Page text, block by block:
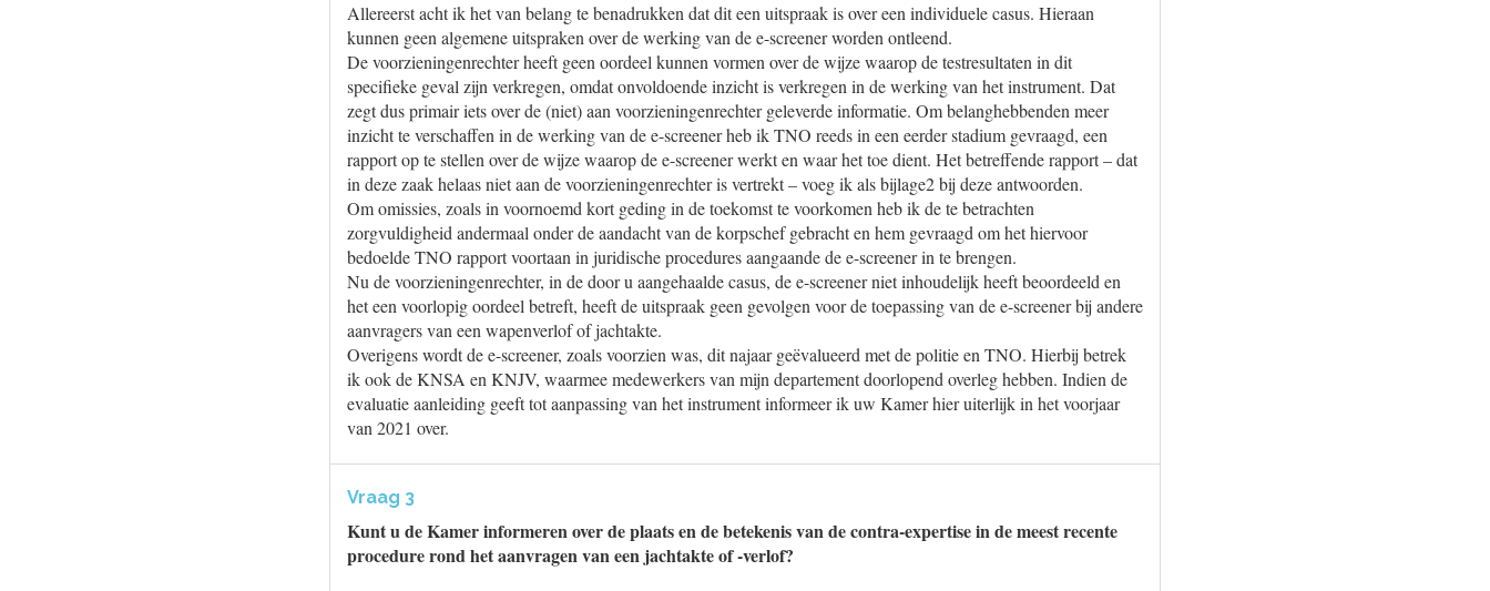
Allereerst acht ik het van belang te benadrukken dat dit een uitspraak is over een individuele casus. Hieraan
kunnen geen algemene uitspraken over de werking van de e-screener worden ontleend.
De voorzieningenrechter heeft geen oordeel kunnen vormen over de wijze waarop de testresultaten in dit
specifieke geval zijn verkregen, omdat onvoldoende inzicht is verkregen in de werking van het instrument. Dat
zegt dus primair iets over de (niet) aan voorzieningenrechter geleverde informatie. Om belanghebbenden meer
inzicht te verschaffen in de werking van de e-screener heb ik TNO reeds in een eerder stadium gevraagd, een
rapport op te stellen over de wijze waarop de e-screener werkt en waar het toe dient. Het betreffende rapport – dat
in deze zaak helaas niet aan de voorzieningenrechter is vertrekt – voeg ik als bijlage2 bij deze antwoorden.
Om omissies, zoals in voornoemd kort geding in de toekomst te voorkomen heb ik de te betrachten
zorgvuldigheid andermaal onder de aandacht van de korpschef gebracht en hem gevraagd om het hiervoor
bedoelde TNO rapport voortaan in juridische procedures aangaande de e-screener in te brengen.
Nu de voorzieningenrechter, in de door u aangehaalde casus, de e-screener niet inhoudelijk heeft beoordeeld en
het een voorlopig oordeel betreft, heeft de uitspraak geen gevolgen voor de toepassing van de e-screener bij andere
aanvragers van een wapenverlof of jachtakte.
Overigens wordt de e-screener, zoals voorzien was, dit najaar geëvalueerd met de politie en TNO. Hierbij betrek
ik ook de KNSA en KNJV, waarmee medewerkers van mijn departement doorlopend overleg hebben. Indien de
evaluatie aanleiding geeft tot aanpassing van het instrument informeer ik uw Kamer hier uiterlijk in het voorjaar
van 2021 over.
Vraag 3
Kunt u de Kamer informeren over de plaats en de betekenis van de contra-expertise in de meest recente
procedure rond het aanvragen van een jachtakte of -verlof?